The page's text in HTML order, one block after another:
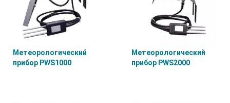
Метеорологический
прибор PWS1000
Метеорологический
прибор PWS2000